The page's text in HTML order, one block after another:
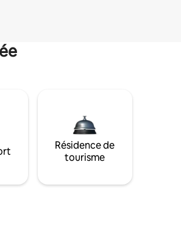
Résidence de
tourisme